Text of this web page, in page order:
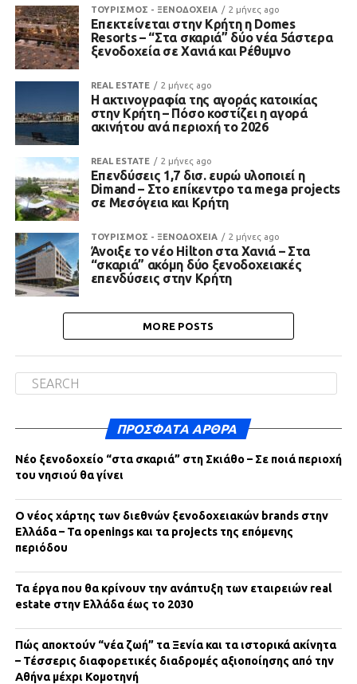
ΤΟΥΡΙΣΜΟΣ - ΞΕΝΟΔΟΧΕΙΑ 2 μήνες ago
Επεκτείνεται στην Κρήτη η Domes
Resorts – “Στα σκαριά” δύο νέα 5άστερα
ξενοδοχεία σε Χανιά και Ρέθυμνο
REAL ESTATE 2 μήνες ago
Η ακτινογραφία της αγοράς κατοικίας
στην Κρήτη – Πόσο κοστίζει η αγορά
ακινήτου ανά περιοχή το 2026
REAL ESTATE 2 μήνες ago
Επενδύσεις 1,7 δισ. ευρώ υλοποιεί η
Dimand – Στο επίκεντρο τα mega projects
σε Μεσόγεια και Κρήτη
ΤΟΥΡΙΣΜΟΣ - ΞΕΝΟΔΟΧΕΙΑ 2 μήνες ago
Άνοιξε το νέο Hilton στα Χανιά – Στα
“σκαριά” ακόμη δύο ξενοδοχειακές
επενδύσεις στην Κρήτη
MORE POSTS
ΠΡΌΣΦΑΤΑ ΆΡΘΡΑ
Νέο ξενοδοχείο “στα σκαριά” στη Σκιάθο – Σε ποιά περιοχή
του νησιού θα γίνει
Ο νέος χάρτης των διεθνών ξενοδοχειακών brands στην
Ελλάδα – Τα openings και τα projects της επόμενης
περιόδου
Τα έργα που θα κρίνουν την ανάπτυξη των εταιρειών real
estate στην Ελλάδα έως το 2030
Πώς αποκτούν “νέα ζωή” τα Ξενία και τα ιστορικά ακίνητα
– Τέσσερις διαφορετικές διαδρομές αξιοποίησης από την
Αθήνα μέχρι Κομοτηνή